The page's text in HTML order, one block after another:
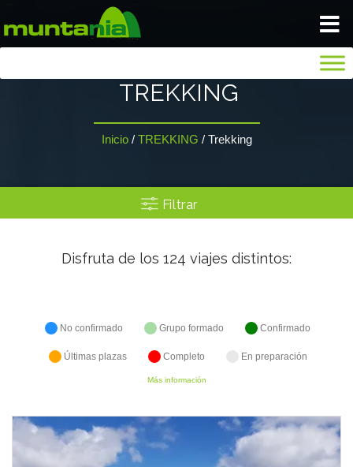
INICIO
NOSOTROS
GALERIA
TIENDA
TREKKING
Inicio / TREKKING / Trekking
Filtrar
Disfruta de los 124 viajes distintos:
No confirmado Grupo formado Confirmado
Últimas plazas Completo En preparación
Más información